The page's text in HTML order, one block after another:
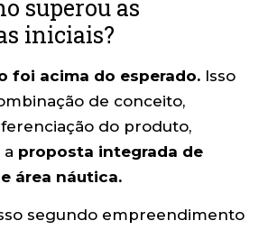
superou as
iniciais?
foi acima do esperado. Isso
de conceito,
do produto,
proposta integrada de
área náutica.
segundo empreendimento